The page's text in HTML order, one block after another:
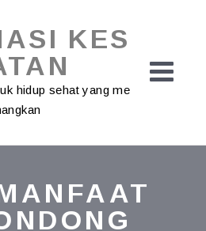
KES
hidup sehat yang me